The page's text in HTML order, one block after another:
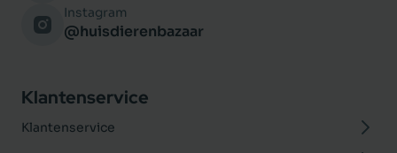
Instagram
@huisdierenbazaar
Klantenservice
Klantenservice